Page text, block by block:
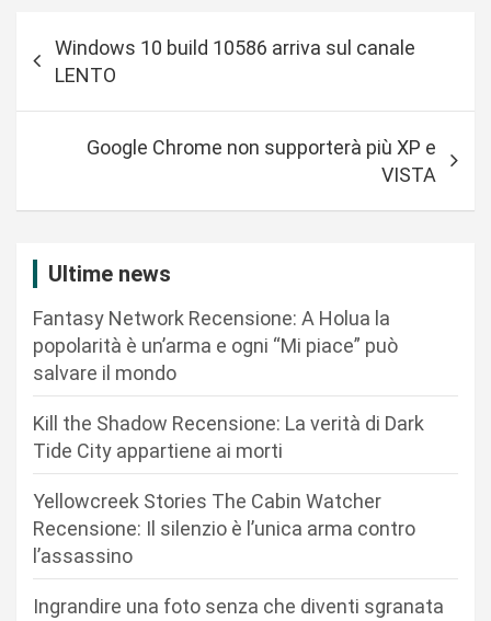
a
Windows 10 build 10586 arriva sul canale
LENTO
Google Chrome non supporterà più XP e
VISTA
Ultime news
Fantasy Network Recensione: A Holua la
popolarità è un’arma e ogni “Mi piace” può
salvare il mondo
Kill the Shadow Recensione: La verità di Dark
Tide City appartiene ai morti
Yellowcreek Stories The Cabin Watcher
Recensione: Il silenzio è l’unica arma contro
l’assassino
Ingrandire una foto senza che diventi sgranata